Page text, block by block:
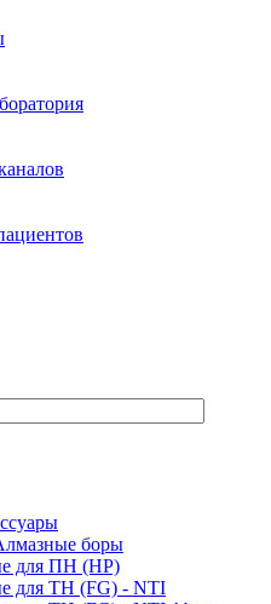
боры
для ПН (HP)
для ТН (FG) - NTI